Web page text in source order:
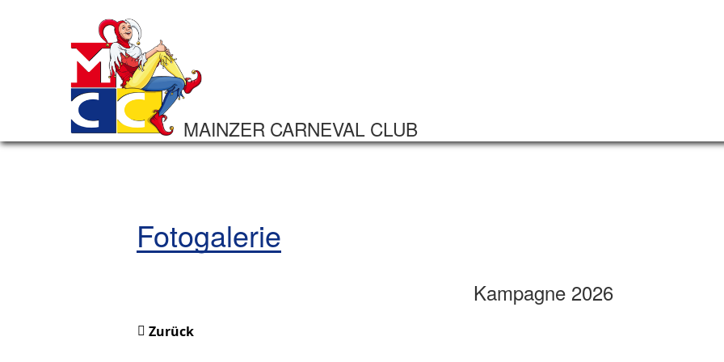
MAINZER CARNEVAL CLUB
Fotogalerie
Kampagne 2026
Zurück